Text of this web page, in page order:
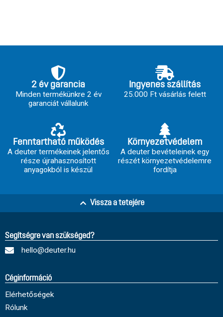
2 év garancia
Minden termékünkre 2 év
garanciát vállalunk
Ingyenes szállítás
25.000 Ft vásárlás felett
Fenntartható működés
A deuter termékeinek jelentős
része újrahasznosított
anyagokból is készül
Környezetvédelem
A deuter bevételeinek egy
részét környezetvédelemre
fordítja
Vissza a tetejére
Segítségre van szükséged?
hello@deuter.hu
Céginformáció
Elérhetőségek
Rólunk